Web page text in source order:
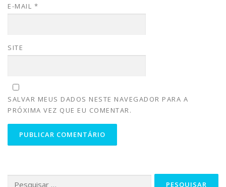
E-MAIL *
SITE
SALVAR MEUS DADOS NESTE NAVEGADOR PARA A
PRÓXIMA VEZ QUE EU COMENTAR.